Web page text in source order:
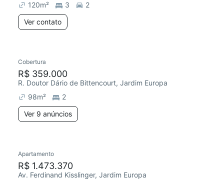
120m² 3
2
Ver contato
Chegou há 2 dias
Cobertura
R$ 359.000
R. Doutor Dário de Bittencourt, Jardim Europa
98m²
2
Ver 9 anúncios
Apartamento
R$ 1.473.370
Av. Ferdinand Kisslinger, Jardim Europa